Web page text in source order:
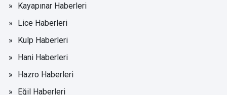
Kayapınar Haberleri
Lice Haberleri
Kulp Haberleri
Hani Haberleri
Hazro Haberleri
Eğil Haberleri